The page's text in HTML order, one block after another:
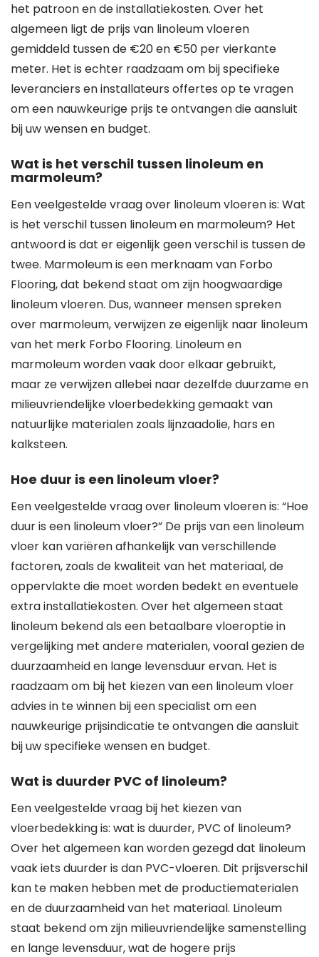
het patroon en de installatiekosten. Over het
algemeen ligt de prijs van linoleum vloeren
gemiddeld tussen de €20 en €50 per vierkante
meter. Het is echter raadzaam om bij specifieke
leveranciers en installateurs offertes op te vragen
om een nauwkeurige prijs te ontvangen die aansluit
bij uw wensen en budget.
Wat is het verschil tussen linoleum en
marmoleum?
Een veelgestelde vraag over linoleum vloeren is: Wat
is het verschil tussen linoleum en marmoleum? Het
antwoord is dat er eigenlijk geen verschil is tussen de
twee. Marmoleum is een merknaam van Forbo
Flooring, dat bekend staat om zijn hoogwaardige
linoleum vloeren. Dus, wanneer mensen spreken
over marmoleum, verwijzen ze eigenlijk naar linoleum
van het merk Forbo Flooring. Linoleum en
marmoleum worden vaak door elkaar gebruikt,
maar ze verwijzen allebei naar dezelfde duurzame en
milieuvriendelijke vloerbedekking gemaakt van
natuurlijke materialen zoals lijnzaadolie, hars en
kalksteen.
Hoe duur is een linoleum vloer?
Een veelgestelde vraag over linoleum vloeren is: “Hoe
duur is een linoleum vloer?” De prijs van een linoleum
vloer kan variëren afhankelijk van verschillende
factoren, zoals de kwaliteit van het materiaal, de
oppervlakte die moet worden bedekt en eventuele
extra installatiekosten. Over het algemeen staat
linoleum bekend als een betaalbare vloeroptie in
vergelijking met andere materialen, vooral gezien de
duurzaamheid en lange levensduur ervan. Het is
raadzaam om bij het kiezen van een linoleum vloer
advies in te winnen bij een specialist om een
nauwkeurige prijsindicatie te ontvangen die aansluit
bij uw specifieke wensen en budget.
Wat is duurder PVC of linoleum?
Een veelgestelde vraag bij het kiezen van
vloerbedekking is: wat is duurder, PVC of linoleum?
Over het algemeen kan worden gezegd dat linoleum
vaak iets duurder is dan PVC-vloeren. Dit prijsverschil
kan te maken hebben met de productiematerialen
en de duurzaamheid van het materiaal. Linoleum
staat bekend om zijn milieuvriendelijke samenstelling
en lange levensduur, wat de hogere prijs